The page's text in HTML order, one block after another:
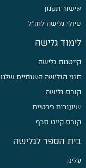
אישור תקנון
טיולי גלישה לחו״ל
לימוד גלישה
קייטנות גלישה
חוגי הגלישה השנתיים שלנו
קורס גלישה
שיעורים פרטיים
קורס קייט סרף
בית הספר לגלישה
עלינו